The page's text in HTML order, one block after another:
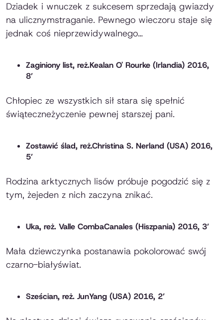
Dziadek i wnuczek z sukcesem sprzedają gwiazdy
na ulicznymstraganie. Pewnego wieczoru staje się
jednak coś nieprzewidywalnego…
Zaginiony list, reż.Kealan O' Rourke (Irlandia) 2016,
8’
Chłopiec ze wszystkich sił stara się spełnić
świąteczneżyczenie pewnej starszej pani.
Zostawić ślad, reż.Christina S. Nerland (USA) 2016,
5’
Rodzina arktycznych lisów próbuje pogodzić się z
tym, żejeden z nich zaczyna znikać.
Uka, reż. Valle CombaCanales (Hiszpania) 2016, 3’
Mała dziewczynka postanawia pokolorować swój
czarno-białyświat.
Sześcian, reż. JunYang (USA) 2016, 2’